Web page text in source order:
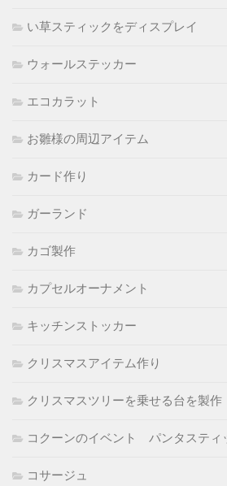
い草スティックをディスプレイ
ウォールステッカー
エコカラット
お雛様の周辺アイテム
カード作り
ガーランド
カゴ製作
カプセルオーナメント
キッチンストッカー
クリスマスアイテム作り
クリスマスツリーを乗せる台を製作
コクーンのイベント パンタスティ
コサージュ